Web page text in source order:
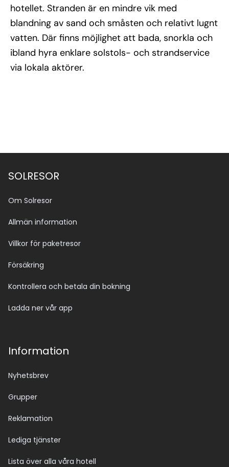
hotellet. Stranden är en mindre vik med
blandning av sand och småsten och relativt lugnt
vatten. Där finns möjlighet att bada, snorkla och
ibland hyra enklare solstols- och strandservice
via lokala aktörer.
SOLRESOR
Om Solresor
Allmän information
Villkor för paketresor
Försäkring
Kontrollera och betala din bokning
Ladda ner vår app
Information
Nyhetsbrev
Grupper
Reklamation
Lediga tjänster
Lista över alla våra hotell